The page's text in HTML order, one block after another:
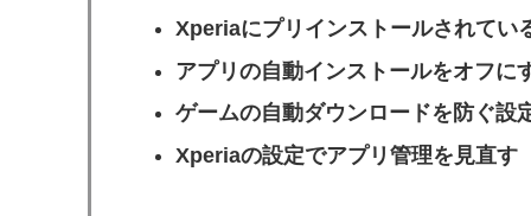
Xperiaにプリインストールされてい
アプリの自動インストールをオフに
ゲームの自動ダウンロードを防ぐ設
Xperiaの設定でアプリ管理を見直す